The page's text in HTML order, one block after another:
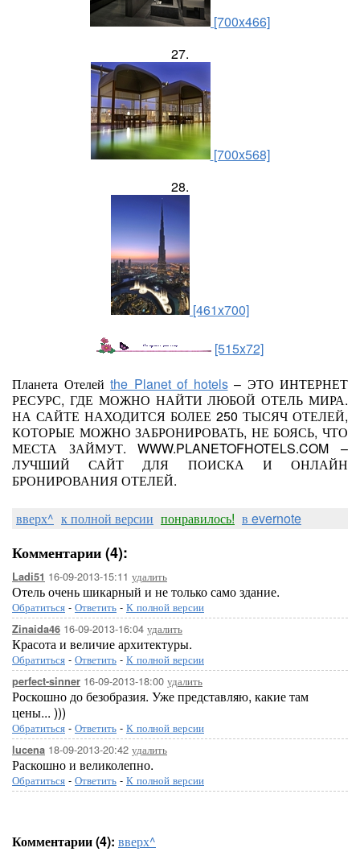
[700x466]
27.
[700x568]
28.
[461x700]
[515x72]
Планета Отелей the Planet of hotels– ЭТО ИНТЕРНЕТ
РЕСУРС, ГДЕ МОЖНО НАЙТИ ЛЮБОЙ ОТЕЛЬ МИРА.
НА САЙТЕ НАХОДИТСЯ БОЛЕЕ 250 ТЫСЯЧ ОТЕЛЕЙ,
КОТОРЫЕ МОЖНО ЗАБРОНИРОВАТЬ, НЕ БОЯСЬ, ЧТО
МЕСТА ЗАЙМУТ. WWW.PLANETOFHOTELS.COM –
ЛУЧШИЙ САЙТ ДЛЯ ПОИСКА И ОНЛАЙН
БРОНИРОВАНИЯ ОТЕЛЕЙ.
вверх^ к полной версии понравилось! в evernote
Комментарии (4):
Ladi51 16-09-2013-15:11 удалить
Отель очень шикарный и не только само здание.
Обратиться - Ответить - К полной версии
Zinaida46 16-09-2013-16:04 удалить
Красота и величие архитектуры.
Обратиться - Ответить - К полной версии
perfect-sinner 16-09-2013-18:00 удалить
Роскошно до безобразия. Уже представляю, какие там
цены... )))
Обратиться - Ответить - К полной версии
lucena 18-09-2013-20:42 удалить
Раскошно и великолепно.
Обратиться - Ответить - К полной версии
Комментарии (4): вверх^